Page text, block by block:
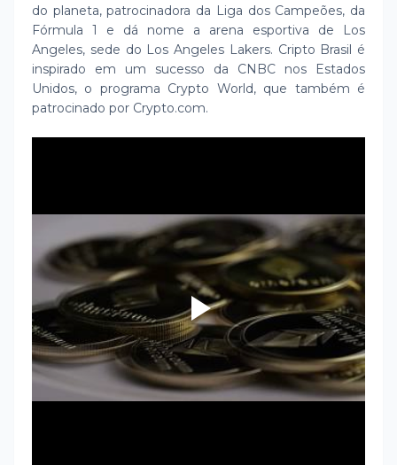
do planeta, patrocinadora da Liga dos Campeões, da
Fórmula 1 e dá nome a arena esportiva de Los
Angeles, sede do Los Angeles Lakers. Cripto Brasil é
inspirado em um sucesso da CNBC nos Estados
Unidos, o programa Crypto World, que também é
patrocinado por Crypto.com.